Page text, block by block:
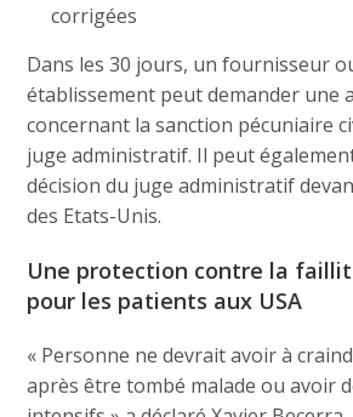
corrigées
Dans les 30 jours, un fournisseur
établissement peut demander une
concernant la sanction pécuniaire
juge administratif. Il peut
décision du juge administratif
des Etats-Unis.
Une protection contre la
pour les patients aux USA
« Personne ne devrait avoir à
après être tombé malade ou avoir